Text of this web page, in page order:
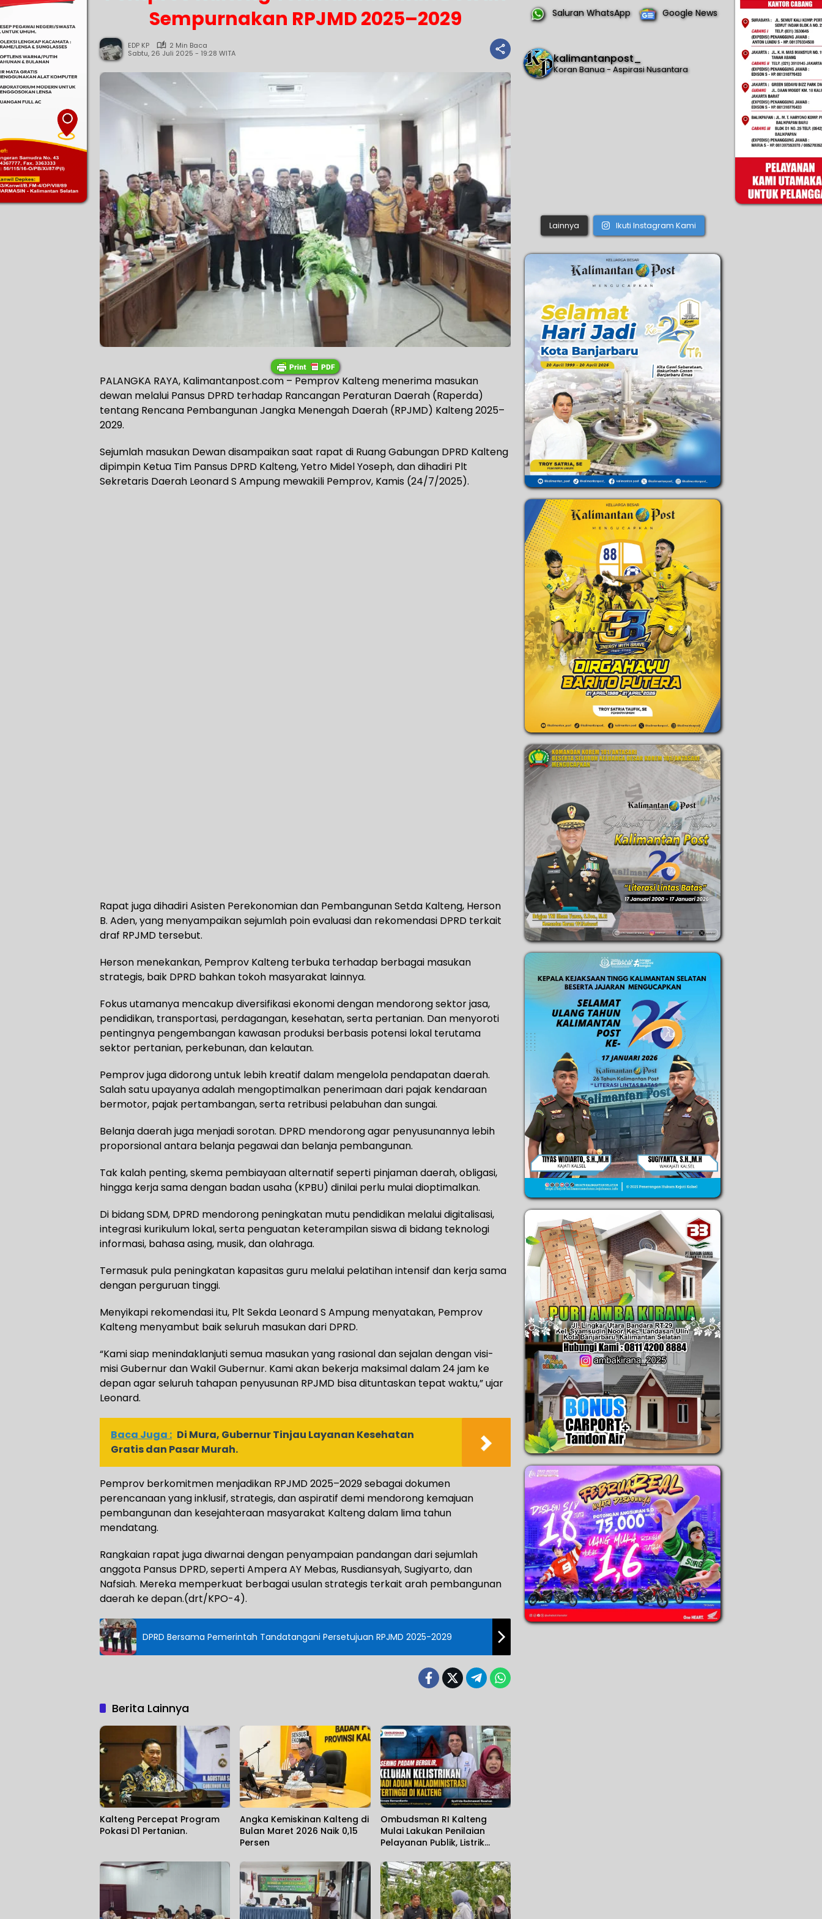
Sempurnakan RPJMD 2025–2029
EDP KP
2 Min Baca
Sabtu, 26 Juli 2025 - 19:28 WITA
PALANGKA RAYA, Kalimantanpost.com – Pemprov Kalteng menerima masukan
dewan melalui Pansus DPRD terhadap Rancangan Peraturan Daerah (Raperda)
tentang Rencana Pembangunan Jangka Menengah Daerah (RPJMD) Kalteng 2025–
2029.
Sejumlah masukan Dewan disampaikan saat rapat di Ruang Gabungan DPRD Kalteng
dipimpin Ketua Tim Pansus DPRD Kalteng, Yetro Midel Yoseph, dan dihadiri Plt
Sekretaris Daerah Leonard S Ampung mewakili Pemprov, Kamis (24/7/2025).
Rapat juga dihadiri Asisten Perekonomian dan Pembangunan Setda Kalteng, Herson
B. Aden, yang menyampaikan sejumlah poin evaluasi dan rekomendasi DPRD terkait
draf RPJMD tersebut.
Herson menekankan, Pemprov Kalteng terbuka terhadap berbagai masukan
strategis, baik DPRD bahkan tokoh masyarakat lainnya.
Fokus utamanya mencakup diversifikasi ekonomi dengan mendorong sektor jasa,
pendidikan, transportasi, perdagangan, kesehatan, serta pertanian. Dan menyoroti
pentingnya pengembangan kawasan produksi berbasis potensi lokal terutama
sektor pertanian, perkebunan, dan kelautan.
Pemprov juga didorong untuk lebih kreatif dalam mengelola pendapatan daerah.
Salah satu upayanya adalah mengoptimalkan penerimaan dari pajak kendaraan
bermotor, pajak pertambangan, serta retribusi pelabuhan dan sungai.
Belanja daerah juga menjadi sorotan. DPRD mendorong agar penyusunannya lebih
proporsional antara belanja pegawai dan belanja pembangunan.
Tak kalah penting, skema pembiayaan alternatif seperti pinjaman daerah, obligasi,
hingga kerja sama dengan badan usaha (KPBU) dinilai perlu mulai dioptimalkan.
Di bidang SDM, DPRD mendorong peningkatan mutu pendidikan melalui digitalisasi,
integrasi kurikulum lokal, serta penguatan keterampilan siswa di bidang teknologi
informasi, bahasa asing, musik, dan olahraga.
Termasuk pula peningkatan kapasitas guru melalui pelatihan intensif dan kerja sama
dengan perguruan tinggi.
Menyikapi rekomendasi itu, Plt Sekda Leonard S Ampung menyatakan, Pemprov
Kalteng menyambut baik seluruh masukan dari DPRD.
“Kami siap menindaklanjuti semua masukan yang rasional dan sejalan dengan visi-
misi Gubernur dan Wakil Gubernur. Kami akan bekerja maksimal dalam 24 jam ke
depan agar seluruh tahapan penyusunan RPJMD bisa dituntaskan tepat waktu,” ujar
Leonard.
Baca Juga : Di Mura, Gubernur Tinjau Layanan Kesehatan
Gratis dan Pasar Murah.
Pemprov berkomitmen menjadikan RPJMD 2025–2029 sebagai dokumen
perencanaan yang inklusif, strategis, dan aspiratif demi mendorong kemajuan
pembangunan dan kesejahteraan masyarakat Kalteng dalam lima tahun
mendatang.
Rangkaian rapat juga diwarnai dengan penyampaian pandangan dari sejumlah
anggota Pansus DPRD, seperti Ampera AY Mebas, Rusdiansyah, Sugiyarto, dan
Nafsiah. Mereka memperkuat berbagai usulan strategis terkait arah pembangunan
daerah ke depan.(drt/KPO-4).
DPRD Bersama Pemerintah Tandatangani Persetujuan RPJMD 2025-2029
Berita Lainnya
Kalteng Percepat Program
Pokasi D1 Pertanian.
Angka Kemiskinan Kalteng di
Bulan Maret 2026 Naik 0,15
Persen
Ombudsman RI Kalteng
Mulai Lakukan Penilaian
Pelayanan Publik, Listrik
Saluran WhatsApp Google News
kalimantanpost_
Koran Banua - Aspirasi Nusantara
Lainnya Ikuti Instagram Kami